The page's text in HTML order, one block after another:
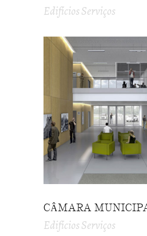
Edifícios Serviços
CÂMARA
Edifícios Serviços